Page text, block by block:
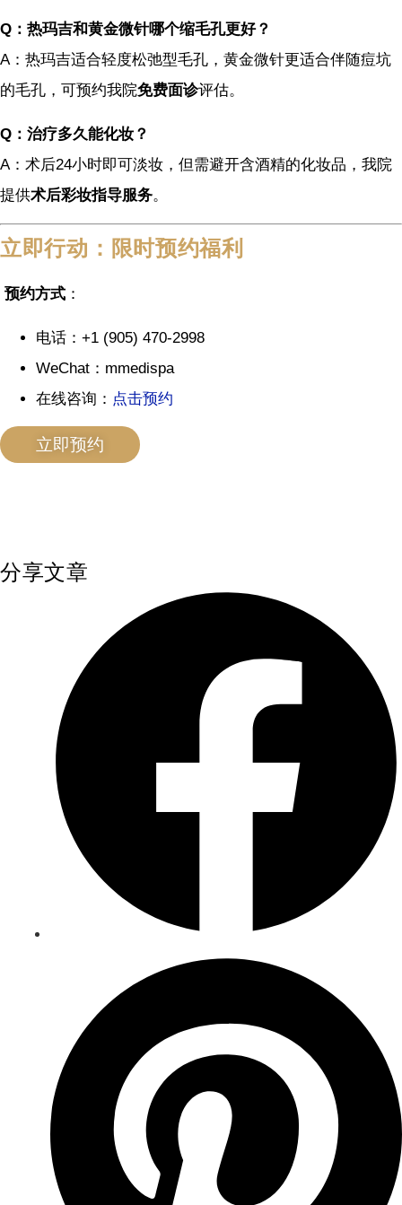
Q：热玛吉和黄金微针哪个缩毛孔更好？
A：热玛吉适合轻度松弛型毛孔，黄金微针更适合伴随痘坑
的毛孔，可预约我院免费面诊评估。
Q：治疗多久能化妆？
A：术后24小时即可淡妆，但需避开含酒精的化妆品，我院
提供术后彩妆指导服务。
立即行动：限时预约福利
预约方式 ：
电话：+1 (905) 470-2998
WeChat：mmedispa
在线咨询： 点击预约
立即预约
分享文章